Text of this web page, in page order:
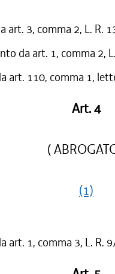
art. 3, comma 2, L. R.
da art. 1, comma 2,
art. 110, comma 1,
Art. 4
(
(1)
art. 1, comma 3, L. R.